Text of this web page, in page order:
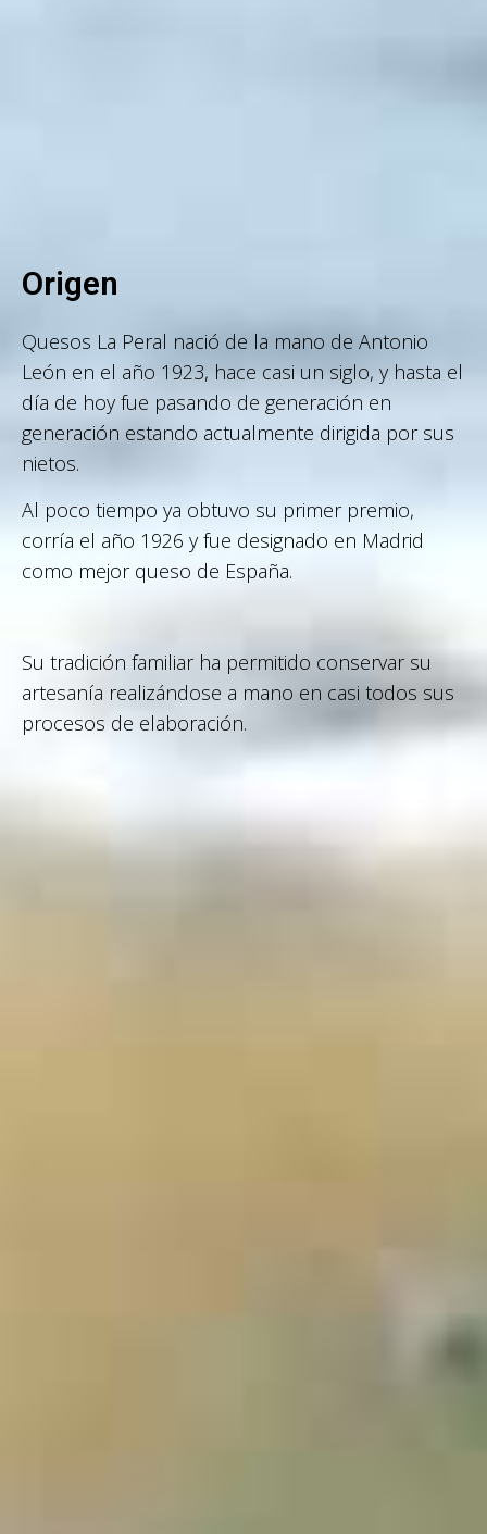
Origen
Quesos La Peral nació de la mano de Antonio
León en el año 1923, hace casi un siglo, y hasta el
día de hoy fue pasando de generación en
generación estando actualmente dirigida por sus
nietos.
Al poco tiempo ya obtuvo su primer premio,
corría el año 1926 y fue designado en Madrid
como mejor queso de España.
Su tradición familiar ha permitido conservar su
artesanía realizándose a mano en casi todos sus
procesos de elaboración.